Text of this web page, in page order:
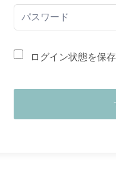
ログイン状態を保